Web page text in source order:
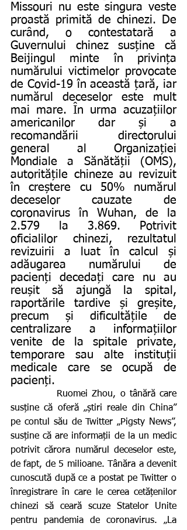
Missouri nu este singura veste
proastă primită de chinezi. De
curând, o contestatară a
Guvernului chinez susține că
Beijingul minte în privința
numărului victimelor provocate
de Covid-19 în această țară, iar
numărul deceselor este mult
mai mare. În urma acuzațiilor
americanilor dar și a
recomandării directorului
general al Organizației
Mondiale a Sănătății (OMS),
autoritățile chineze au revizuit
în creștere cu 50% numărul
deceselor cauzate de
coronavirus în Wuhan, de la
2.579 la 3.869. Potrivit
oficialilor chinezi, rezultatul
revizuirii a luat în calcul și
adăugarea numărului de
pacienți decedați care nu au
reușit să ajungă la spital,
raportările tardive și greșite,
precum și dificultățile de
centralizare a informațiilor
venite de la spitale private,
temporare sau alte instituții
medicale care se ocupă de
pacienți.
susține că oferă „știri reale din China”
pe contul său de Twitter „Pigsty News”,
susține că are informații de la un medic
potrivit cărora numărul deceselor este,
de fapt, de 5 milioane. Tânăra a devenit
cunoscută după ce a postat pe Twitter o
înregistrare în care le cerea cetățenilor
chinezi să ceară scuze Statelor Unite
pentru pandemia de coronavirus. „La